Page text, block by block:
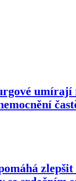
umírají
zlepšit